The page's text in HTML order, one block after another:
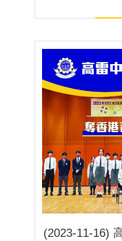
(2023-11-16)